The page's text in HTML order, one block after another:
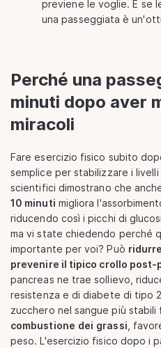
previene le voglie. E se
una passeggiata è
Perché una
minuti dopo aver
miracoli
Fare esercizio fisico subito
semplice per stabilizzare i
scientifici dimostrano che
10 minuti migliora
riducendo così i picchi di
ma vi state chiedendo perché
importante per voi? Può
prevenire il tipico crollo post-
pancreas ne trae sollievo,
resistenza e di diabete di tipo
zucchero nel sangue più stabili
combustione dei grassi ,
peso. L'esercizio fisico dopo i